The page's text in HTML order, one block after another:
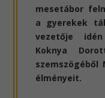
mesetábor
a gyerekek
vezetője
Koknya
szemszögéből
élményeit.